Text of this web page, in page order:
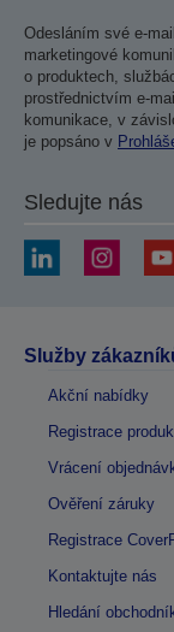
Odesláním své e-
marketingové
o produktech,
prostřednictvím e-
komunikace, v
je popsáno v
Sledujte nás
Služby
Akční nabídky
Registrace
Vrácení
Ověření záruky
Registrace
Kontaktujte nás
Hledání